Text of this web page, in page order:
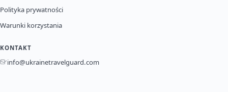
Polityka prywatności
Warunki korzystania
KONTAKT
info@ukrainetravelguard.com